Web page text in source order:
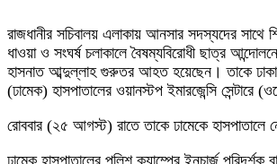
রাজধানীর সচিবালয় এলাকায় আনসার সদস্যদের সাথে
ধাওয়া ও সংঘর্ষ চলাকালে বৈষম্যবিরোধী ছাত্র
হাসনাত আব্দুল্লাহ গুরুতর আহত হয়েছেন। তাকে
(ঢামেক) হাসপাতালের ওয়ানস্টপ ইমারজেন্সি সেন্টারে
রোববার (২৫ আগস্ট) রাতে তাকে ঢামেকে হাসপাতালে
ঢামেক হাসপাতালের পুলিশ ক্যাম্পের ইনচার্জ পরিদর্শক